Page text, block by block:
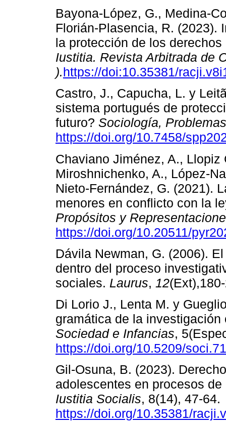
Bayona-López, G., Medina-
Florián-Plasencia, R. (2023).
la protección de los
Iustitia. Revista Arbitrada de
).https://doi:10.35381/
Castro, J., Capucha, L. y
sistema portugués de
futuro? Sociología,
https://doi.org/10.7458/
Chaviano Jiménez, A.,
Miroshnichenko, A., López-
Nieto-Fernández, G. (2021).
menores en conflicto con la
Propósitos y
https://doi.org/10.20511/
Dávila Newman, G. (2006).
dentro del proceso
sociales. Laurus, 12
Di Lorio J., Lenta M. y
gramática de la
Sociedad e Infancias,
https://doi.org/10.5209/
Gil-Osuna, B. (2023).
adolescentes en procesos
Iustitia Socialis, 8(14), 47-64.
https://doi.org/10.35381/